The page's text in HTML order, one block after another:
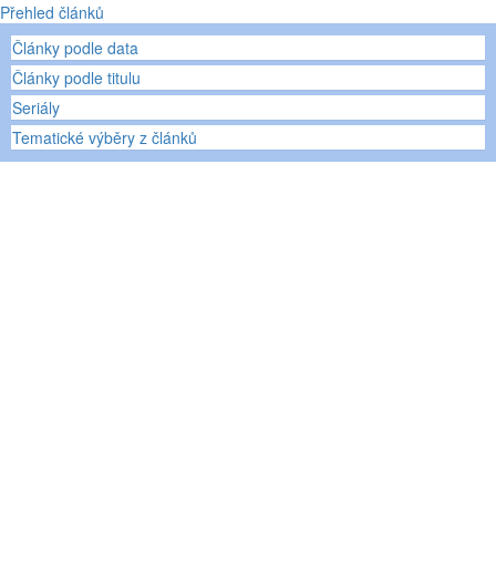
Přehled článků
Články podle data
Články podle titulu
Seriály
Tematické výběry z článků